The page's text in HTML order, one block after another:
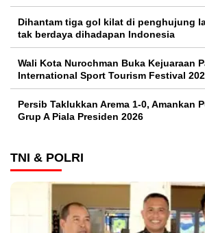
Dihantam tiga gol kilat di penghujung
tak berdaya dihadapan Indonesia
Wali Kota Nurochman Buka Kejuaraan
International Sport Tourism Festival
Persib Taklukkan Arema 1-0, Amankan
Grup A Piala Presiden 2026
TNI & POLRI